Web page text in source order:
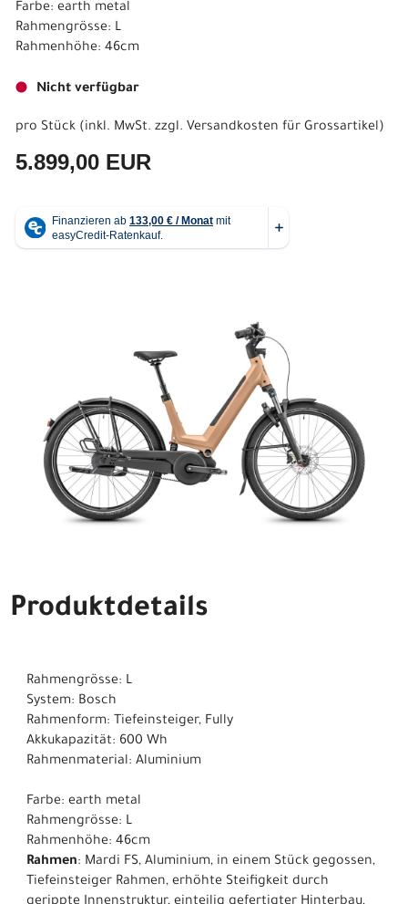
Farbe: earth metal
Rahmengrösse: L
Rahmenhöhe: 46cm
Nicht verfügbar
pro Stück (inkl. MwSt. zzgl. Versandkosten für Grossartikel)
5.899,00 EUR
Produktdetails
Rahmengrösse: L
System: Bosch
Rahmenform: Tiefeinsteiger, Fully
Akkukapazität: 600 Wh
Rahmenmaterial: Aluminium
Farbe: earth metal
Rahmengrösse: L
Rahmenhöhe: 46cm
Rahmen: Mardi FS, Aluminium, in einem Stück gegossen,
Tiefeinsteiger Rahmen, erhöhte Steifigkeit durch